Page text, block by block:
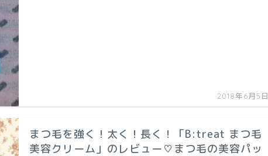
2018年6月5日
まつ毛を強く！太く！長く！「B:treat まつ毛
美容クリーム」のレビュー♡まつ毛の美容パッ